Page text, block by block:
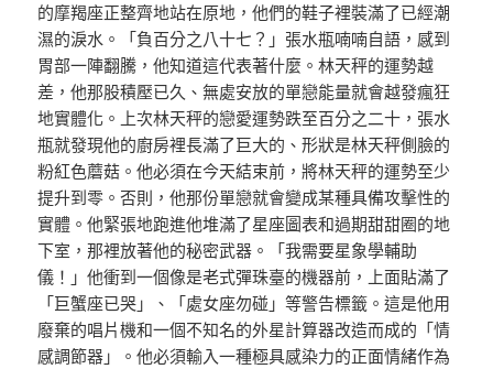
的摩羯座正整齊地站在原地，他們的鞋子裡裝滿了已經潮
濕的淚水。「負百分之八十七？」張水瓶喃喃自語，感到
胃部一陣翻騰，他知道這代表著什麼。林天秤的運勢越
差，他那股積壓已久、無處安放的單戀能量就會越發瘋狂
地實體化。上次林天秤的戀愛運勢跌至百分之二十，張水
瓶就發現他的廚房裡長滿了巨大的、形狀是林天秤側臉的
粉紅色蘑菇。他必須在今天結束前，將林天秤的運勢至少
提升到零。否則，他那份單戀就會變成某種具備攻擊性的
實體。他緊張地跑進他堆滿了星座圖表和過期甜甜圈的地
下室，那裡放著他的秘密武器。「我需要星象學輔助
儀！」他衝到一個像是老式彈珠臺的機器前，上面貼滿了
「巨蟹座已哭」、「處女座勿碰」等警告標籤。這是他用
廢棄的唱片機和一個不知名的外星計算器改造而成的「情
感調節器」。他必須輸入一種極具感染力的正面情緒作為